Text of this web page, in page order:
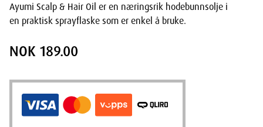
Ayumi Scalp & Hair Oil er en næringsrik hodebunnsolje i
en praktisk sprayflaske som er enkel å bruke.
NOK 189.00